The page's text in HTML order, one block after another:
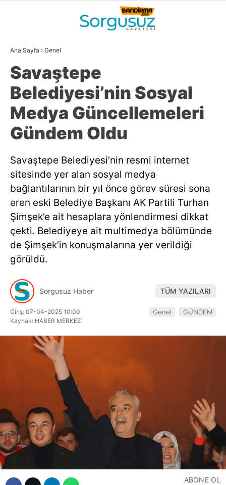
WhatsApp İhbar
Hattı
Facebook
25.9
BALIKESIR
SPOR
MAGAZİN
EĞİTİM
DİĞER
Ana Sayfa › Genel
Savaştepe
Belediyesi’nin Sosyal
Medya Güncellemeleri
Gündem Oldu
Savaştepe Belediyesi’nin resmi internet
sitesinde yer alan sosyal medya
bağlantılarının bir yıl önce görev süresi sona
eren eski Belediye Başkanı AK Partili Turhan
Şimşek’e ait hesaplara yönlendirmesi dikkat
çekti. Belediyeye ait multimedya bölümünde
de Şimşek’in konuşmalarına yer verildiği
görüldü.
Sorgusuz Haber TÜM YAZILARI
Giriş: 07-04-2025 10:09
Kaynak: HABER MERKEZI
Genel GÜNDEM
ABONE OL